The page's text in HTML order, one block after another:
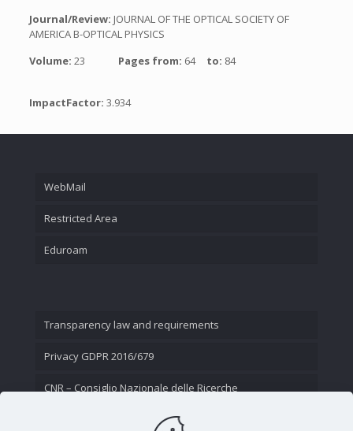
Journal/Review: JOURNAL OF THE OPTICAL SOCIETY OF
AMERICA B-OPTICAL PHYSICS
Volume: 23 Pages from: 64 to: 84
ImpactFactor: 3.934
WebMail
Restricted Area
Eduroam
Transparency law and requirements
Privacy GDPR 2016/679
CNR – Consiglio Nazionale delle Ricerche